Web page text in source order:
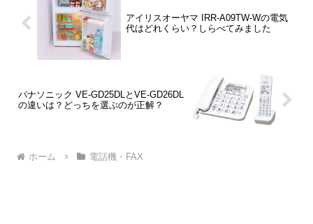
アイリスオーヤマ IRR-A09TW-Wの電気
代はどれくらい？しらべてみました
パナソニック VE-GD25DLとVE-GD26DL
の違いは？どっちを選ぶのが正解？
ホーム 電話機・FAX